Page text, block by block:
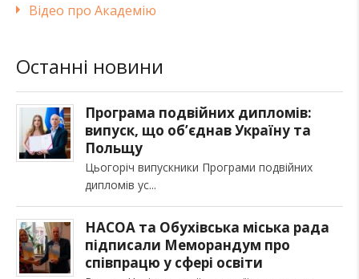
Відео про Академію
Останні новини
Програма подвійних дипломів:
випуск, що об’єднав Україну та
Польщу
Цьогоріч випускники Програми подвійних
дипломів ус
НАСОА та Обухівська міська рада
підписали Меморандум про
співпрацю у сфері освіти